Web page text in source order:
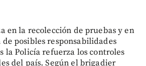
en la recolección de pruebas y en
posibles responsabilidades
la Policía refuerza los controles
del país. Según el brigadier